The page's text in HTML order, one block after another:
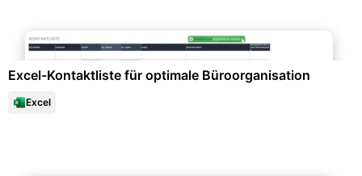
Excel-Kontaktliste für optimale Büroorganisation
Excel